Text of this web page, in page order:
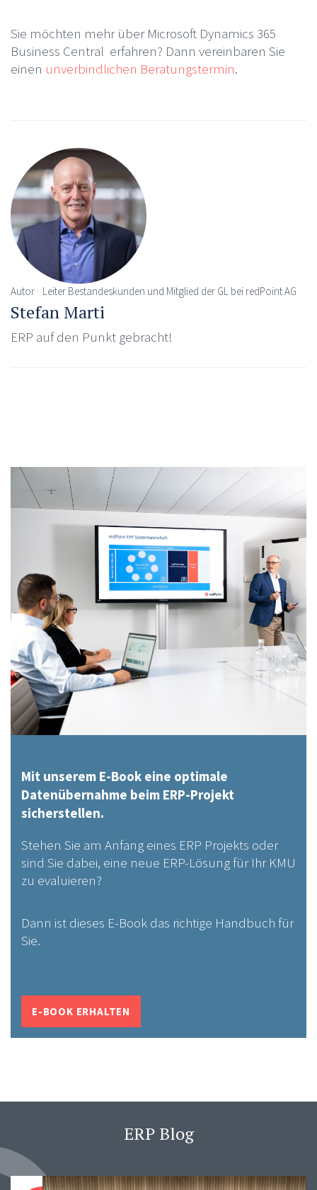
Sie möchten mehr über Microsoft Dynamics 365
Business Central erfahren? Dann vereinbaren Sie
einen unverbindlichen Beratungstermin.
Autor Leiter Bestandeskunden und Mitglied der GL bei redPoint AG
Stefan Marti
ERP auf den Punkt gebracht!
Mit unserem E-Book eine optimale
Datenübernahme beim ERP-Projekt
sicherstellen.
Stehen Sie am Anfang eines ERP Projekts oder
sind Sie dabei, eine neue ERP-Lösung für Ihr KMU
zu evaluieren?
Dann ist dieses E-Book das richtige Handbuch für
Sie.
E-BOOK ERHALTEN
ERP Blog